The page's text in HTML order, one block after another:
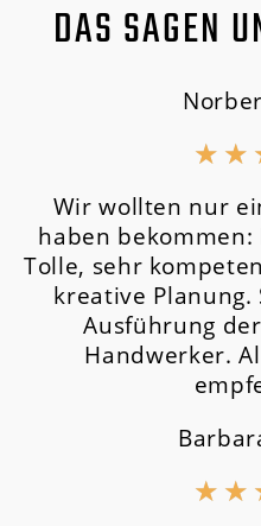
DAS SAGEN
★ ★
Wir wollten nur
haben
Tolle, sehr
kreative Planung.
Ausführung
Handwerker.
★ ★